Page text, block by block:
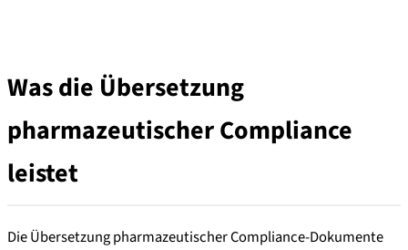
Was die Übersetzung
pharmazeutischer Compliance
leistet
Die Übersetzung pharmazeutischer Compliance-Dokumente